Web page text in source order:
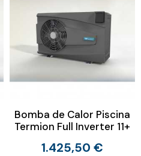
Bomba de Calor Piscina
Termion Full Inverter 11+
1.425,50 €